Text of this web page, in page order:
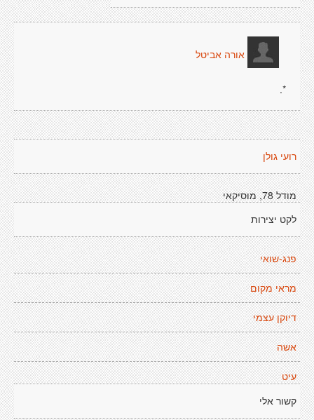
אורה אביטל
*.
רועי גולן
מודל 78, מוסיקאי
לקט יצירות
פנג-שואי
מראי מקום
דיוקן עצמי
אשה
עיט
קשור אלי